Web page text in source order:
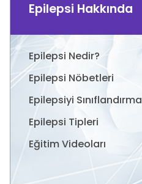
Epilepsi Hakkında
Epilepsi Nedir?
Epilepsi Nöbetleri
Epilepsiyi Sınıflandırma
Epilepsi Tipleri
Eğitim Videoları